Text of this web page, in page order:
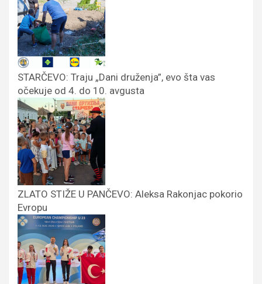
STARČEVO: Traju „Dani druženja”, evo šta vas
očekuje od 4. do 10. avgusta
ZLATO STIŽE U PANČEVO: Aleksa Rakonjac pokorio
Evropu